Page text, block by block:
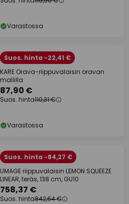
Varastossa
Suos. hinta -22,41 €
KARE Orava-riippuvalaisin oravan
mallilla
87,90 €
Suos. hinta110,31 €
Varastossa
Suos. hinta -84,27 €
UMAGE riippuvalaisin LEMON SQUEEZE
LINEAR, teräs, 138 cm, GU10
758,37 €
Suos. hinta842,64 €